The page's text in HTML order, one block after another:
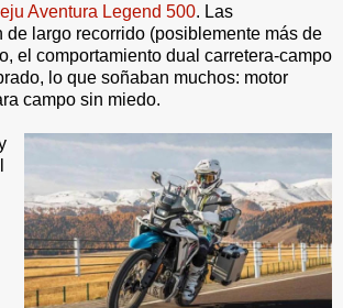
Aventura Legend 500. Las
de largo recorrido (posiblemente más de
el comportamiento dual carretera-campo
lo que soñaban muchos: motor
campo sin miedo.